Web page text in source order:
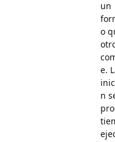
un
o
e.
n